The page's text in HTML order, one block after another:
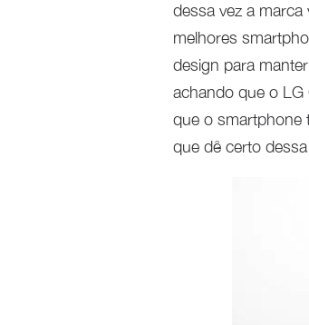
dessa vez a
melhores
design para
achando que o LG
que o smartphone
que dê certo dessa